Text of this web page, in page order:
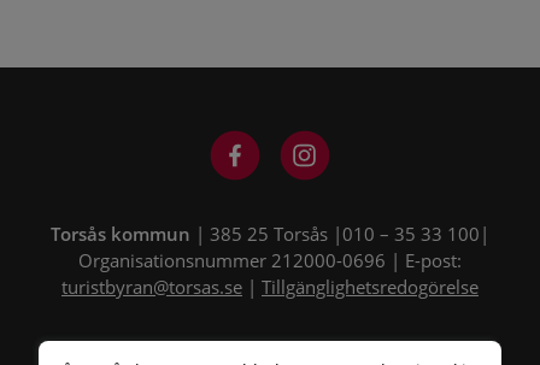
Torsås kommun | 385 25 Torsås |010 – 35 33 100|
Organisationsnummer 212000-0696 | E-post:
turistbyran@torsas.se | Tillgänglighetsredogörelse